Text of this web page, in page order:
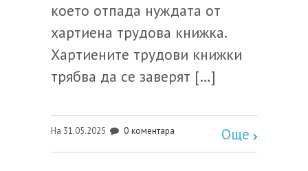
което отпада нуждата от
хартиена трудова книжка.
Хартиените трудови книжки
трябва да се заверят […]
На 31.05.2025 0 коментара Още